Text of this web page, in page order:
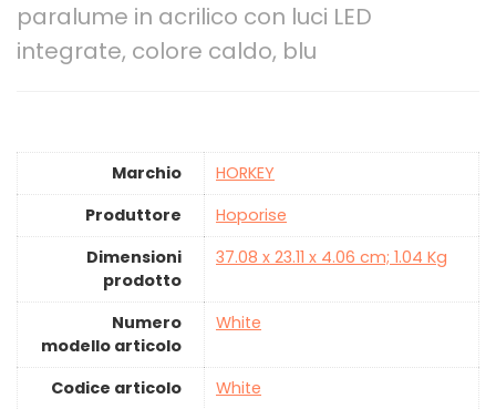
paralume in acrilico con luci LED
integrate, colore caldo, blu
Marchio
‎HORKEY
Produttore
‎Hoporise
Dimensioni
prodotto
‎37.08 x 23.11 x 4.06 cm; 1.04 Kg
Numero
modello articolo
White
Codice articolo White